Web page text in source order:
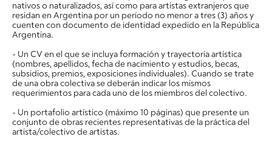
nativos o naturalizados, así como para artistas extranjeros que
residan en Argentina por un período no menor a tres (3) años y
cuenten con documento de identidad expedido en la República
Argentina.
- Un CV en el que se incluya formación y trayectoria artística
(nombres, apellidos, fecha de nacimiento y estudios, becas,
subsidios, premios, exposiciones individuales). Cuando se trate
de una obra colectiva se deberán indicar los mismos
requerimientos para cada uno de los miembros del colectivo.
- Un portafolio artístico (máximo 10 páginas) que presente un
conjunto de obras recientes representativas de la práctica del
artista/colectivo de artistas.